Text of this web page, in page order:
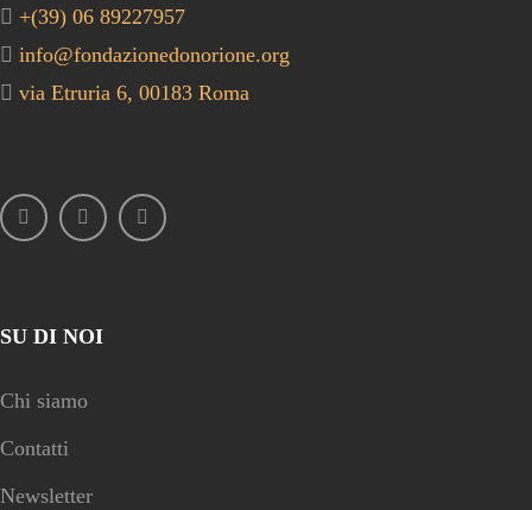
+(39) 06 89227957
info@fondazionedonorione.org
via Etruria 6, 00183 Roma
SU DI NOI
Chi siamo
Contatti
Newsletter